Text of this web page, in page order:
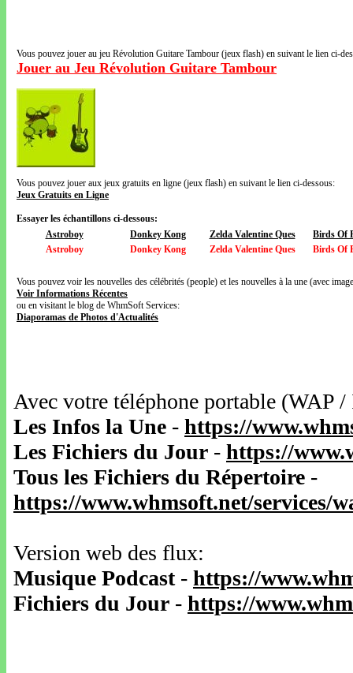
Vous pouvez jouer au jeu Révolution Guitare Tambour (jeux flash) en suivant le lien ci-
Jouer au Jeu Révolution Guitare Tambour
Vous pouvez jouer aux jeux gratuits en ligne (jeux flash) en suivant le lien ci-dessous:
Jeux Gratuits en Ligne
Essayer les échantillons ci-dessous:
Astroboy
Donkey Kong Zelda Valentine Ques
Birds Of
Astroboy
Donkey Kong Zelda Valentine Ques Birds Of
Vous pouvez voir les nouvelles des célébrités (people) et les nouvelles à la une (avec
Voir Informations Récentes
ou en visitant le blog de WhmSoft Services:
Diaporamas de Photos d'Actualités
Avec votre téléphone portable
Les Infos la Une - https://
Les Fichiers du Jour - https://
Tous les Fichiers du Répertoire -
https://www.whmsoft.net/services/
Version web des flux:
Musique Podcast- https://
Fichiers du Jour - https://